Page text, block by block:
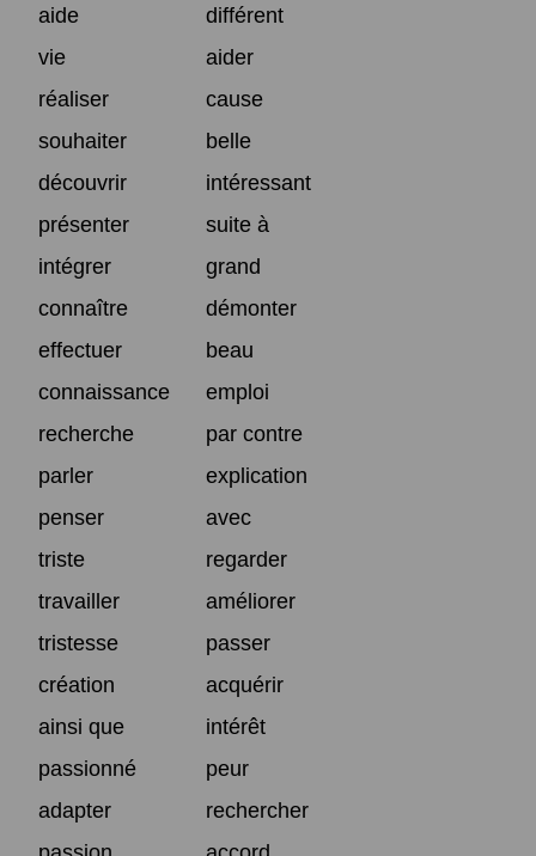
aide
différent
vie
aider
réaliser
cause
souhaiter
belle
découvrir
intéressant
présenter
suite à
intégrer
grand
connaître
démonter
effectuer
beau
connaissance
emploi
recherche
par contre
parler
explication
penser
avec
triste
regarder
travailler
améliorer
tristesse
passer
création
acquérir
ainsi que
intérêt
passionné
peur
adapter
rechercher